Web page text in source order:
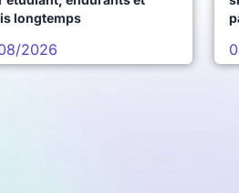
longtemps
2026